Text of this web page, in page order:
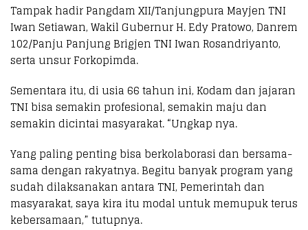
Tampak hadir Pangdam XII/Tanjungpura Mayjen TNI
Iwan Setiawan, Wakil Gubernur H. Edy Pratowo, Danrem
102/Panju Panjung Brigjen TNI Iwan Rosandriyanto,
serta unsur Forkopimda.
Sementara itu, di usia 66 tahun ini, Kodam dan jajaran
TNI bisa semakin profesional, semakin maju dan
semakin dicintai masyarakat. “Ungkap nya.
Yang paling penting bisa berkolaborasi dan bersama-
sama dengan rakyatnya. Begitu banyak program yang
sudah dilaksanakan antara TNI, Pemerintah dan
masyarakat, saya kira itu modal untuk memupuk terus
kebersamaan,” tutupnya.